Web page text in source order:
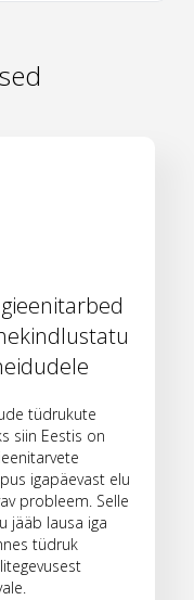
tüdrukute
siin Eestis on
igapäevast elu
probleem. Selle
jääb lausa iga
tüdruk